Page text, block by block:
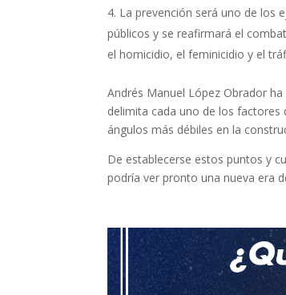
La prevención será uno de los
públicos y se reafirmará el
el homicidio, el feminicidio y el
Andrés Manuel López Obrador
delimita cada uno de los factores
ángulos más débiles en la
De establecerse estos puntos y
podría ver pronto una nueva era